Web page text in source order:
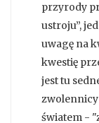
przyrody
ustroju”,
uwagę na
kwestię
jest tu
zwolennicy
światem -